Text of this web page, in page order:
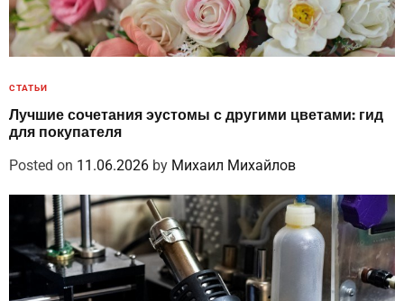
СТАТЬИ
Лучшие сочетания эустомы с другими цветами: гид
для покупателя
Posted on 11.06.2026 by Михаил Михайлов